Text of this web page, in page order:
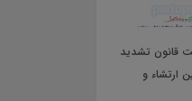
قانون تشديد
ارتشاء و